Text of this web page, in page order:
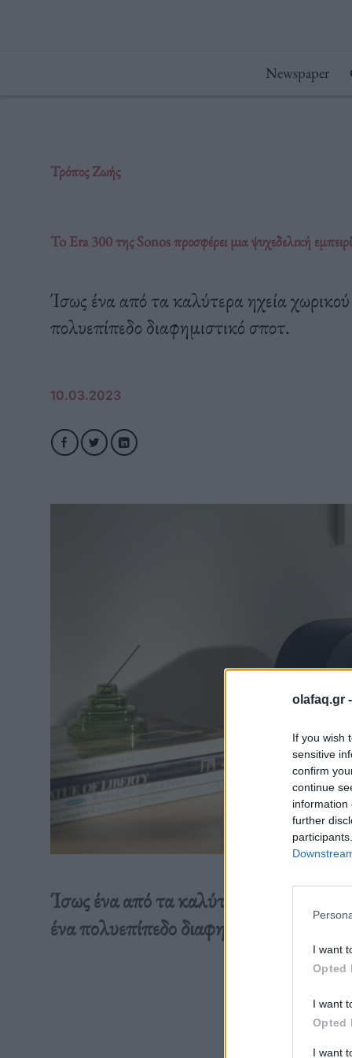
olafaq.gr -
If you wish
sensitive
confirm
continue
information
further
I want
Opted
I want
Opted
I want
Newspaper
Τρόπος Ζωής
To Era 300 της Sonos προσφέρει μια ψυχεδελική
Ίσως ένα από τα καλύτερα ηχεία
πολυεπίπεδο διαφημιστικό σποτ.
10.03.2023
Ίσως ένα από τα καλύτερα ηχεία
ένα πολυεπίπεδο διαφημιστικό σποτ.